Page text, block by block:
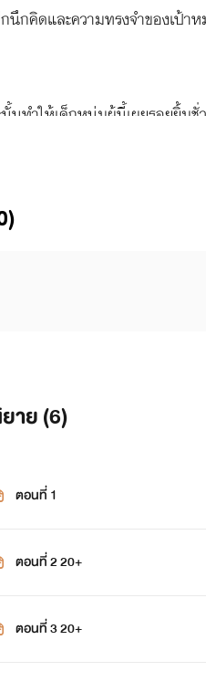
นึกคิดและความทรงจำของเป้า
นทำให้เด็กหนุ่มผู้นี้เผยรอยยิ้ม
นจุดเริ่มต้นของเขา...หลี่มู
าย (6)
ตอนที่ 1
ตอนที่ 2 20+
ตอนที่ 3 20+